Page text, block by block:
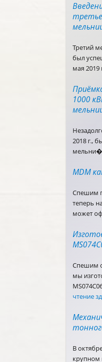
Третий
был
мая
1000
2018 г.,
мельни�
MDM
Спешим
теперь
может
Спешим
мы
чтение
В
крупном